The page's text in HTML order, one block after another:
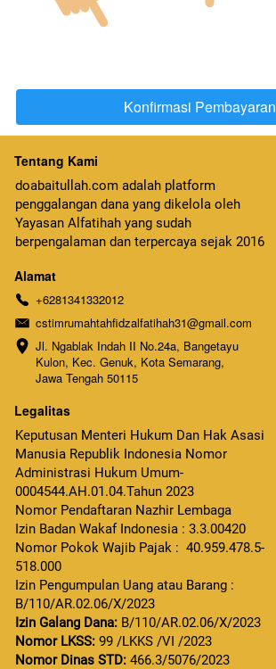
`Konfirmasi Pembayaran
Tentang Kami
doabaitullah.com adalah platform
penggalangan dana yang dikelola oleh
Yayasan Alfatihah yang sudah
berpengalaman dan terpercaya sejak 2016
Alamat
+6281341332012
cstimrumahtahfidzalfatihah31@gmail.com
Jl. Ngablak Indah II No.24a, Bangetayu
Kulon, Kec. Genuk, Kota Semarang,
Jawa Tengah 50115
Legalitas
Keputusan Menteri Hukum Dan Hak Asasi
Manusia Republik Indonesia Nomor
Administrasi Hukum Umum-
0004544.AH.01.04.Tahun 2023
Nomor Pendaftaran Nazhir Lembaga
Izin Badan Wakaf Indonesia : 3.3.00420
Nomor Pokok Wajib Pajak :  40.959.478.5-
518.000
Izin Pengumpulan Uang atau Barang :
B/110/AR.02.06/X/2023
Izin Galang Dana: B/110/AR.02.06/X/2023
Nomor LKSS: 99 /LKKS /VI /2023
Nomor Dinas STD: 466.3/5076/2023